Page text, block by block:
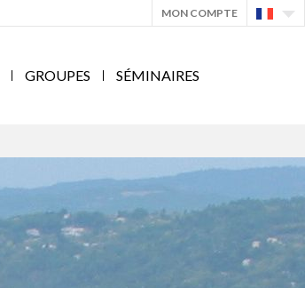
MON COMPTE
GROUPES SÉMINAIRES